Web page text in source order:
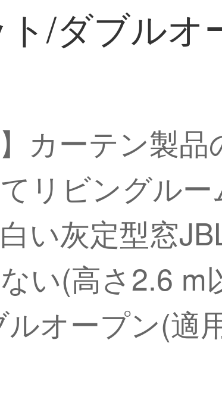
/ダブルオ
カーテン製
リビングル
い灰定型窓
い(高さ2.6 m
オープン(適